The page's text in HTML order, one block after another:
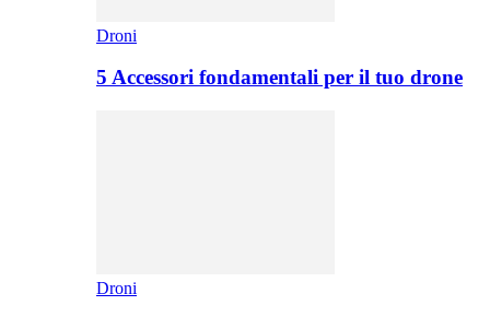
Droni
5 Accessori fondamentali per il tuo drone
Droni